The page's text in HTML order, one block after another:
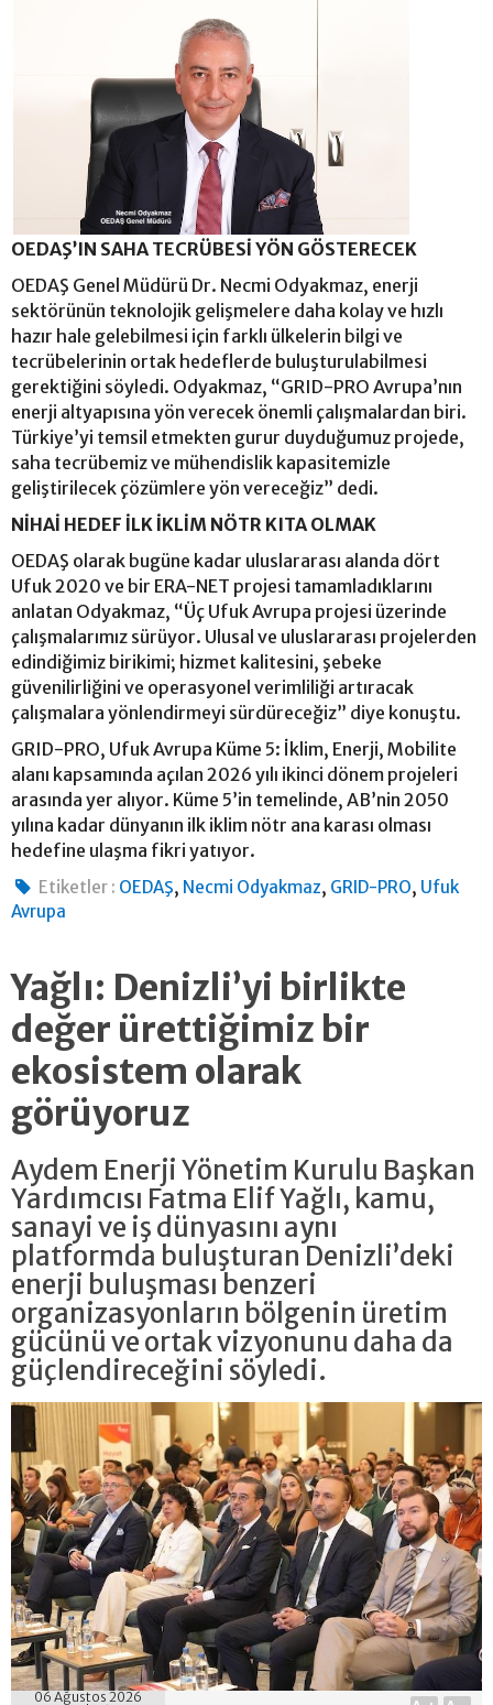
OEDAŞ’IN SAHA TECRÜBESİ YÖN GÖSTERECEK
OEDAŞ Genel Müdürü Dr. Necmi Odyakmaz, enerji
sektörünün teknolojik gelişmelere daha kolay ve hızlı
hazır hale gelebilmesi için farklı ülkelerin bilgi ve
tecrübelerinin ortak hedeflerde buluşturulabilmesi
gerektiğini söyledi. Odyakmaz, “GRID-PRO Avrupa’nın
enerji altyapısına yön verecek önemli çalışmalardan biri.
Türkiye’yi temsil etmekten gurur duyduğumuz projede,
saha tecrübemiz ve mühendislik kapasitemizle
geliştirilecek çözümlere yön vereceğiz” dedi.
NİHAİ HEDEF İLK İKLİM NÖTR KITA OLMAK
OEDAŞ olarak bugüne kadar uluslararası alanda dört
Ufuk 2020 ve bir ERA-NET projesi tamamladıklarını
anlatan Odyakmaz, “Üç Ufuk Avrupa projesi üzerinde
çalışmalarımız sürüyor. Ulusal ve uluslararası projelerden
edindiğimiz birikimi; hizmet kalitesini, şebeke
güvenilirliğini ve operasyonel verimliliği artıracak
çalışmalara yönlendirmeyi sürdüreceğiz” diye konuştu.
GRID-PRO, Ufuk Avrupa Küme 5: İklim, Enerji, Mobilite
alanı kapsamında açılan 2026 yılı ikinci dönem projeleri
arasında yer alıyor. Küme 5’in temelinde, AB’nin 2050
yılına kadar dünyanın ilk iklim nötr ana karası olması
hedefine ulaşma fikri yatıyor.
Etiketler : OEDAŞ, Necmi Odyakmaz, GRID-PRO, Ufuk
Avrupa
Yağlı: Denizli’yi birlikte
değer ürettiğimiz bir
ekosistem olarak
görüyoruz
Aydem Enerji Yönetim Kurulu Başkan
Yardımcısı Fatma Elif Yağlı, kamu,
sanayi ve iş dünyasını aynı
platformda buluşturan Denizli’deki
enerji buluşması benzeri
organizasyonların bölgenin üretim
gücünü ve ortak vizyonunu daha da
güçlendireceğini söyledi.
06 Ağustos 2026